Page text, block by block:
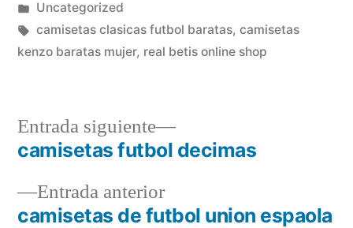
por
Publicado
en
Uncategorized
Etiquetas:
camisetas clasicas futbol baratas, camisetas
kenzo baratas mujer, real betis online shop
Navegación
deEntrada anteriorEntrada
anterior:
camisetas de futbol union espaola
Entrada siguiente
Entrada
siguiente:
camisetas futbol decimas